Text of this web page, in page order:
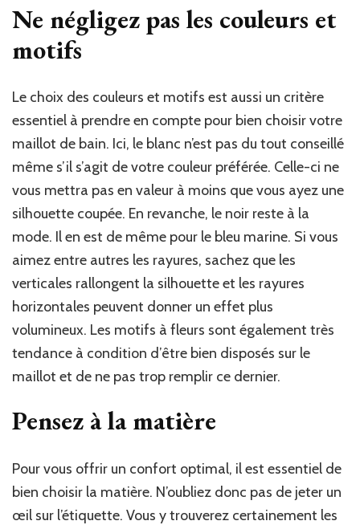
Ne négligez pas les couleurs et
motifs
Le choix des couleurs et motifs est aussi un critère
essentiel à prendre en compte pour bien choisir votre
maillot de bain. Ici, le blanc n’est pas du tout conseillé
même s’il s’agit de votre couleur préférée. Celle-ci ne
vous mettra pas en valeur à moins que vous ayez une
silhouette coupée. En revanche, le noir reste à la
mode. Il en est de même pour le bleu marine. Si vous
aimez entre autres les rayures, sachez que les
verticales rallongent la silhouette et les rayures
horizontales peuvent donner un effet plus
volumineux. Les motifs à fleurs sont également très
tendance à condition d’être bien disposés sur le
maillot et de ne pas trop remplir ce dernier.
Pensez à la matière
Pour vous offrir un confort optimal, il est essentiel de
bien choisir la matière. N’oubliez donc pas de jeter un
œil sur l’étiquette. Vous y trouverez certainement les